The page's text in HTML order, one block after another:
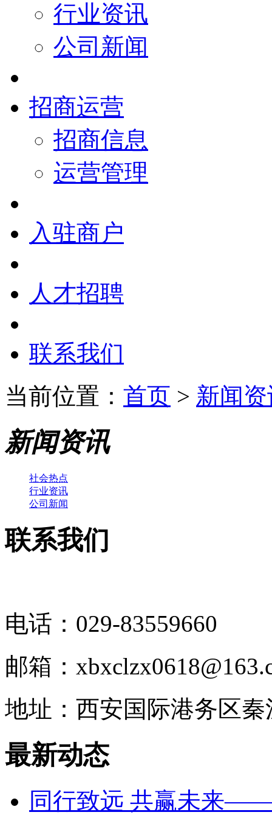
行业资讯
公司新闻
招商运营
招商信息
运营管理
入驻商户
人才招聘
联系我们
当前位置： 首页 > 新闻
新闻资讯
社会热点
行业资讯
公司新闻
联系我们
电话：029-83559660
邮箱：
地址：西安国际港务区秦
最新动态
同行致远 共赢未来